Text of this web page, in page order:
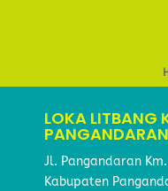
LOKA LITBANG
PANGANDARAN
Jl. Pangandaran
Kabupaten